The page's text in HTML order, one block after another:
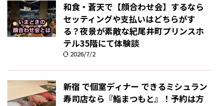
和食・蒼天で【顔合わせ会】するなら
セッティングや支払いはどちらがす
る？夜景が素敵な紀尾井町プリンスホ
テル35階にて体験談
2026/7/2
新宿 で個室ディナー できるミシュラン
寿司店なら『鮨まつもと』！予約は方